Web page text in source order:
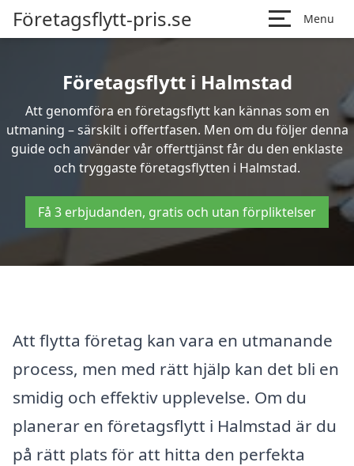
Företagsflytt-pris.se Menu
Företagsflytt i Halmstad
Att genomföra en företagsflytt kan kännas som en
utmaning – särskilt i offertfasen. Men om du följer denna
guide och använder vår offerttjänst får du den enklaste
och tryggaste företagsflytten i Halmstad.
Få 3 erbjudanden, gratis och utan förpliktelser
Att flytta företag kan vara en utmanande
process, men med rätt hjälp kan det bli en
smidig och effektiv upplevelse. Om du
planerar en företagsflytt i Halmstad är du
på rätt plats för att hitta den perfekta